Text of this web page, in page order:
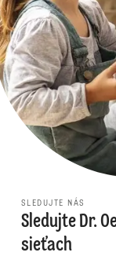
SLEDUJTE NÁS
Sledujte Dr.
sieťach